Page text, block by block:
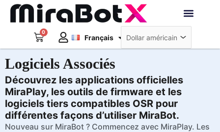
Aller
0
Panier Français
Deutsch
日本語
Logiciels Associés
Découvrez les applications officielles
MiraPlay, les outils de firmware et les
logiciels tiers compatibles OSR pour
différentes façons d’utiliser MiraBot.
Nouveau sur MiraBot ? Commencez avec MiraPlay. Les